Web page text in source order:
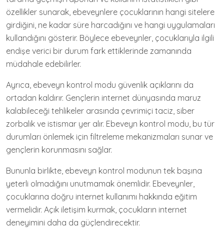
özellikler sunarak, ebeveynlere çocuklarının hangi sitelere
girdiğini, ne kadar süre harcadığını ve hangi uygulamaları
kullandığını gösterir. Böylece ebeveynler, çocuklarıyla ilgili
endişe verici bir durum fark ettiklerinde zamanında
müdahale edebilirler.
Ayrıca, ebeveyn kontrol modu güvenlik açıklarını da
ortadan kaldırır. Gençlerin internet dünyasında maruz
kalabileceği tehlikeler arasında çevrimiçi taciz, siber
zorbalık ve istismar yer alır. Ebeveyn kontrol modu, bu tür
durumları önlemek için filtreleme mekanizmaları sunar ve
gençlerin korunmasını sağlar.
Bununla birlikte, ebeveyn kontrol modunun tek başına
yeterli olmadığını unutmamak önemlidir. Ebeveynler,
çocuklarına doğru internet kullanımı hakkında eğitim
vermelidir. Açık iletişim kurmak, çocukların internet
deneyimini daha da güçlendirecektir.